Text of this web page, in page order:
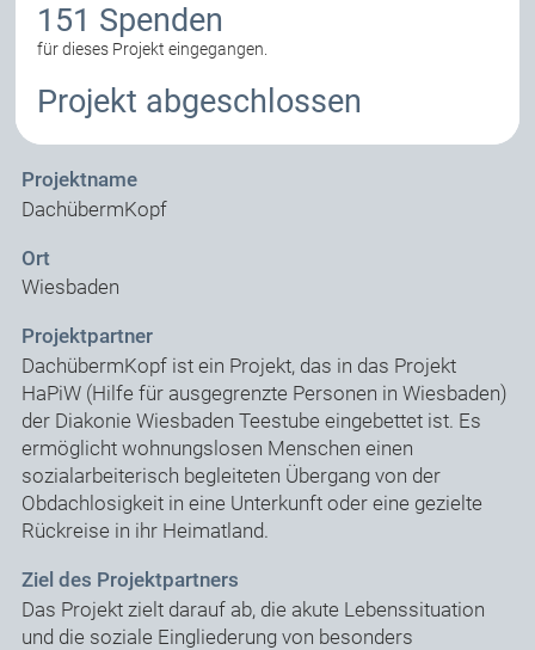
151 Spenden
für dieses Projekt eingegangen.
Projekt abgeschlossen
Projektname
DachübermKopf
Ort
Wiesbaden
Projektpartner
DachübermKopf ist ein Projekt, das in das Projekt
HaPiW (Hilfe für ausgegrenzte Personen in Wiesbaden)
der Diakonie Wiesbaden Teestube eingebettet ist. Es
ermöglicht wohnungslosen Menschen einen
sozialarbeiterisch begleiteten Übergang von der
Obdachlosigkeit in eine Unterkunft oder eine gezielte
Rückreise in ihr Heimatland.
Ziel des Projektpartners
Das Projekt zielt darauf ab, die akute Lebenssituation
und die soziale Eingliederung von besonders